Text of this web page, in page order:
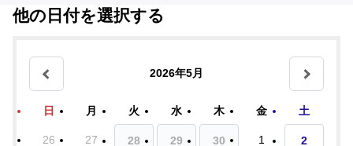
他の日付を選択する
2026年5月
日 月 火 水 木 金 土
26 27 28 29 30 1 2